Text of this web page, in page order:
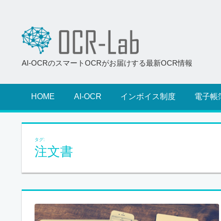
AI-OCRのスマートOCRがお届けする最新OCR情報
HOME AI-OCR インボイス制度 電子帳
タグ:
注文書